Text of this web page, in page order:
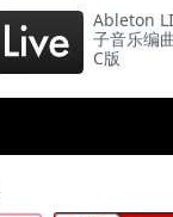
3.7Gb）
Ableton
子音乐编
C版